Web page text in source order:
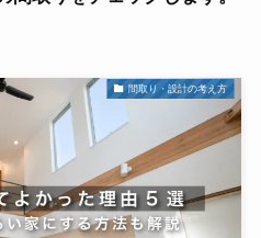
間取り・設計の考え方